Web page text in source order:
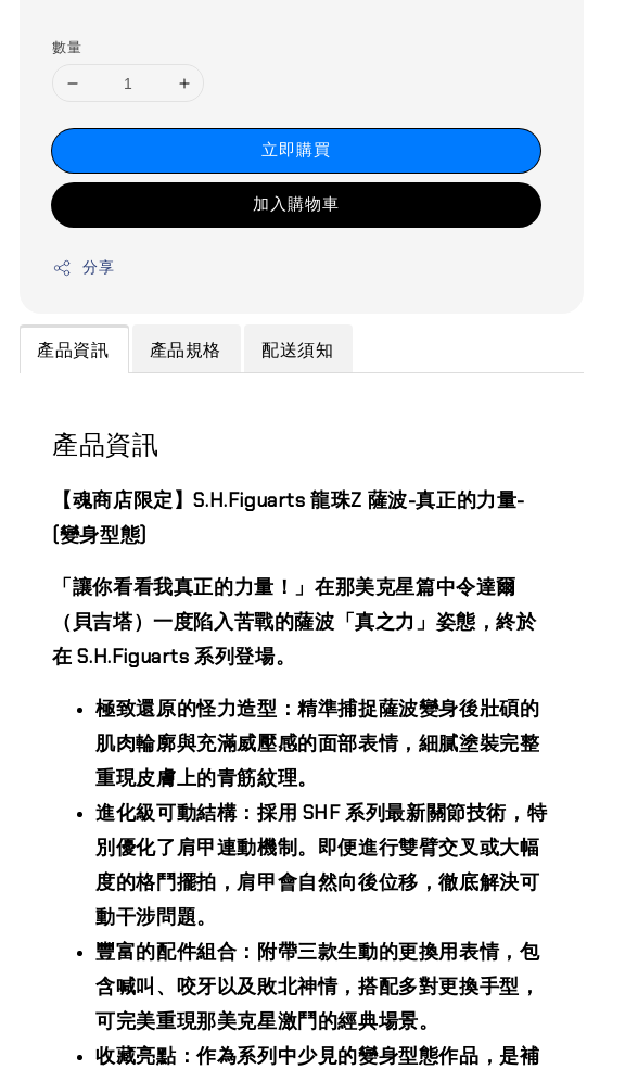
數量
立即購買
加入購物車
分享
產品資訊 產品規格 配送須知
產品資訊
【魂商店限定】S.H.Figuarts 龍珠Z 薩波-真正的力量-
(變身型態)
「讓你看看我真正的力量！」在那美克星篇中令達爾
（貝吉塔）一度陷入苦戰的薩波「真之力」姿態，終於
在 S.H.Figuarts 系列登場。
極致還原的怪力造型：精準捕捉薩波變身後壯碩的
肌肉輪廓與充滿威壓感的面部表情，細膩塗裝完整
重現皮膚上的青筋紋理。
進化級可動結構：採用 SHF 系列最新關節技術，特
別優化了肩甲連動機制。即便進行雙臂交叉或大幅
度的格鬥擺拍，肩甲會自然向後位移，徹底解決可
動干涉問題。
豐富的配件組合：附帶三款生動的更換用表情，包
含喊叫、咬牙以及敗北神情，搭配多對更換手型，
可完美重現那美克星激鬥的經典場景。
收藏亮點：作為系列中少見的變身型態作品，是補